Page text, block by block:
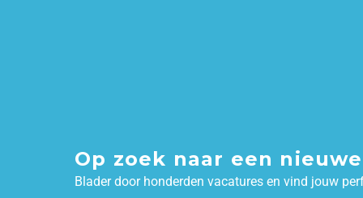
Op zoek naar een
Blader door honderden vacatures en vind jouw